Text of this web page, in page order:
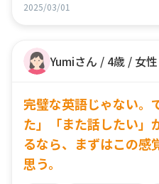
2025/03/01
Yumiさん / 4歳 / 女性
完璧な英語じゃない。
た」「また話したい」
るなら、まずはこの感
思う。